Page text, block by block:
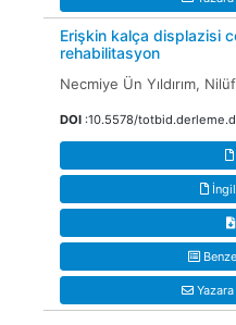
Erişkin kalça displazisi
rehabilitasyon
Necmiye Ün Yıldırım,
DOI :10.5578/